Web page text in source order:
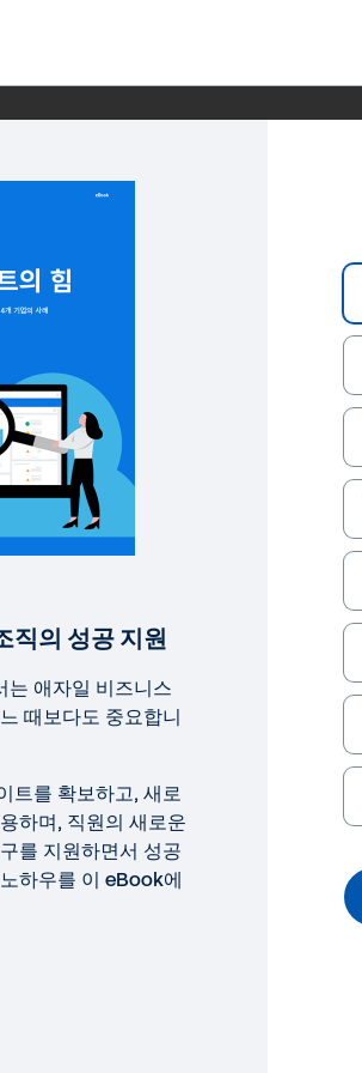
직의 성공 지원
는 애자일 비즈니스
때보다도 중요합니
트를 확보하고, 새로
하며, 직원의 새로운
를 지원하면서 성공
하우를 이 eBook에